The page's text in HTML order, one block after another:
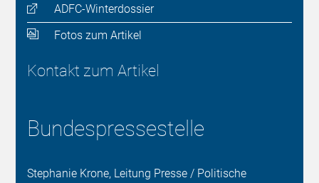
ADFC-Winterdossier
Fotos zum Artikel
Kontakt zum Artikel
Bundespressestelle
Stephanie Krone, Leitung Presse / Politische